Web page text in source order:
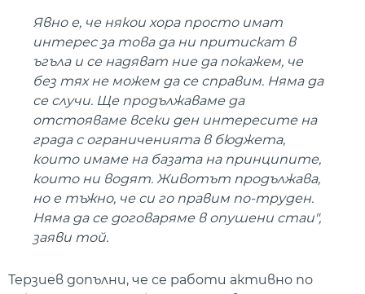
Явно е, че някои хора просто имат
интерес за това да ни притискат в
ъгъла и се надяват ние да покажем, че
без тях не можем да се справим. Няма да
се случи. Ще продължаваме да
отстояваме всеки ден интересите на
града с ограниченията в бюджета,
които имаме на базата на принципите,
които ни водят. Животът продължава,
но е тъжно, че си го правим по-труден.
Няма да се договаряме в опушени стаи",
заяви той.
Терзиев допълни, че се работи активно по